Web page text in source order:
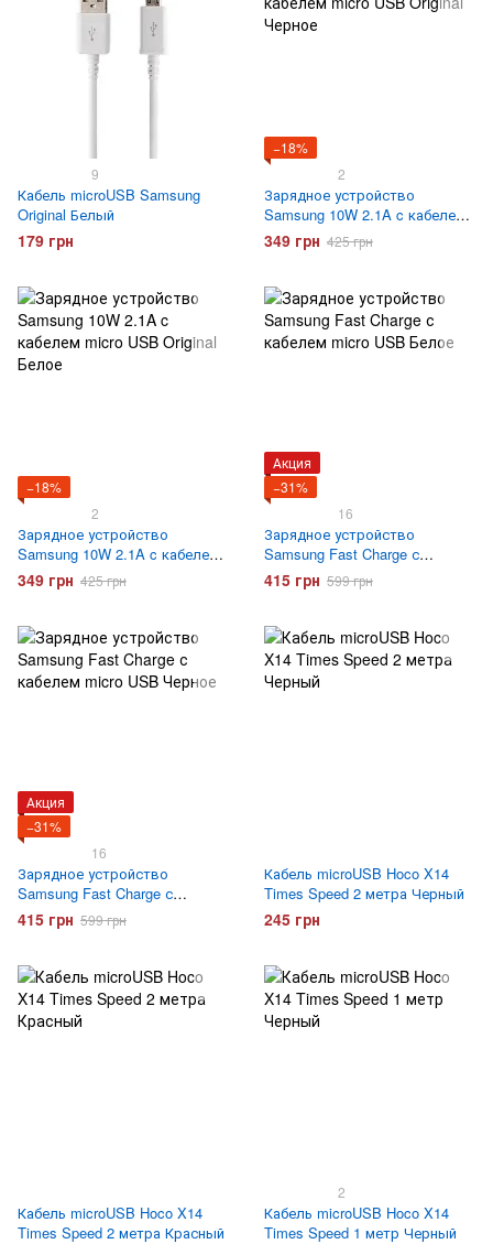
9
Кабель microUSB Samsung
Original Белый
179 грн
−18%
2
Зарядное устройство
Samsung 10W 2.1A c кабелем
micro USB Original Черное
349 грн 425 грн
−18%
2
Зарядное устройство
Samsung 10W 2.1A c кабелем
micro USB Original Белое
349 грн 425 грн
Акция
−31%
16
Зарядное устройство
Samsung Fast Charge с
кабелем micro USB Белое
415 грн 599 грн
Акция
−31%
16
Зарядное устройство
Samsung Fast Charge с
кабелем micro USB Черное
415 грн 599 грн
Кабель microUSB Hoco X14
Times Speed 2 метра Черный
245 грн
Кабель microUSB Hoco X14
Times Speed 2 метра Красный
2
Кабель microUSB Hoco X14
Times Speed 1 метр Черный